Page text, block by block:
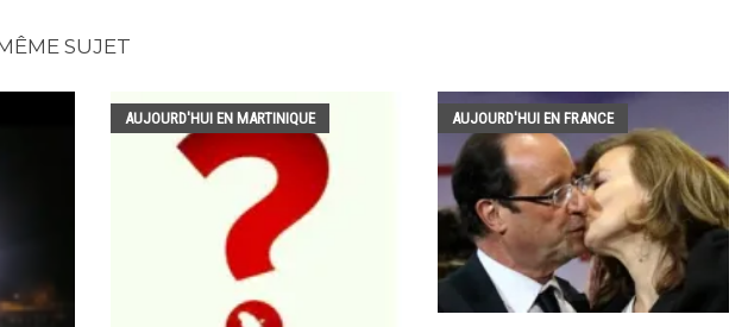
SUJET
AUJOURD'HUI EN MARTINIQUE AUJOURD'HUI EN FRANCE